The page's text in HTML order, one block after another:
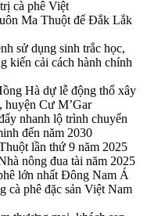
cà phê Việt
Ma Thuột để Đắk Lắk
sử dụng sinh trắc học,
kiến cải cách hành chính
Hà dự lễ động thổ xây
huyện Cư M’Gar
nhanh lộ trình chuyển
đến năm 2030
lần thứ 9 năm 2025
nông đua tài năm 2025
lớn nhất Đông Nam Á
cà phê đặc sản Việt Nam